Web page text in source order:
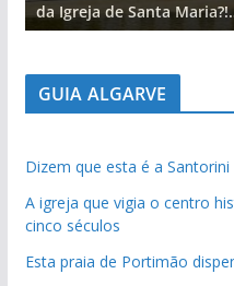
da Igreja de Santa
GUIA ALGARVE
Dizem que esta é a
A igreja que vigia o centro
cinco séculos
Esta praia de Portimão